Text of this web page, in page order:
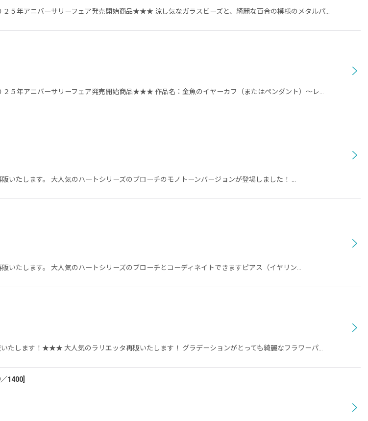
アニバーサリーフェア発売開始商品★★★ 涼し気なガラスビーズと、綺麗な百合の模様のメタルパ…
アニバーサリーフェア発売開始商品★★★ 作品名：金魚のイヤーカフ（またはペンダント）〜レ…
たします。 大人気のハートシリーズのブローチのモノトーンバージョンが登場しました！ …
します。 大人気のハートシリーズのブローチとコーディネイトできますピアス（イヤリン…
します！★★★ 大人気のラリエッタ再販いたします！ グラデーションがとっても綺麗なフラワーパ…
1400